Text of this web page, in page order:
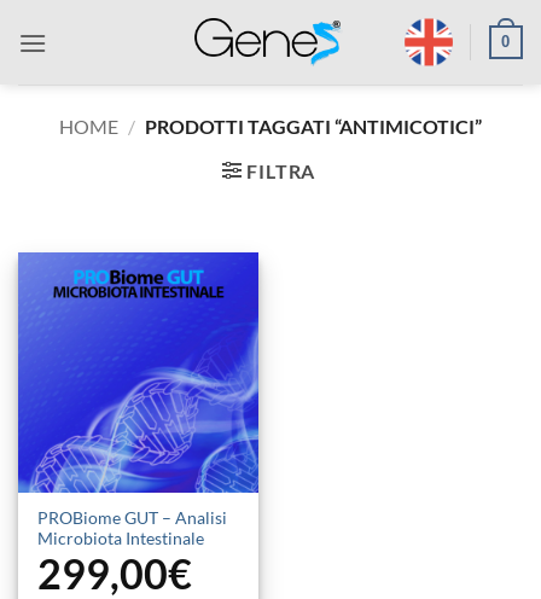
0
HOME / PRODOTTI TAGGATI “ANTIMICOTICI”
FILTRA
PROBiome GUT – Analisi
Microbiota Intestinale
299,00€